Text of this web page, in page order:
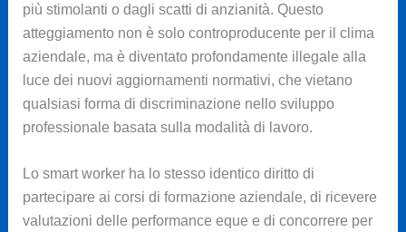
più stimolanti o dagli scatti di anzianità. Questo
atteggiamento non è solo controproducente per il clima
aziendale, ma è diventato profondamente illegale alla
luce dei nuovi aggiornamenti normativi, che vietano
qualsiasi forma di discriminazione nello sviluppo
professionale basata sulla modalità di lavoro.
Lo smart worker ha lo stesso identico diritto di
partecipare ai corsi di formazione aziendale, di ricevere
valutazioni delle performance eque e di concorrere per